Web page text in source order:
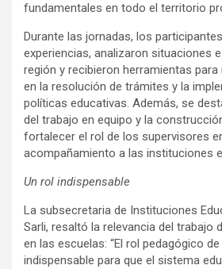
fundamentales en todo el territorio
Durante las jornadas, los
experiencias, analizaron situaciones
región y recibieron herramientas
en la resolución de trámites y la
políticas educativas. Además, se
del trabajo en equipo y la
fortalecer el rol de los supervisores
acompañamiento a las instituciones
Un rol indispensable
La subsecretaria de Instituciones
Sarli, resaltó la relevancia del trabajo
en las escuelas: “El rol pedagógico
indispensable para que el sistema